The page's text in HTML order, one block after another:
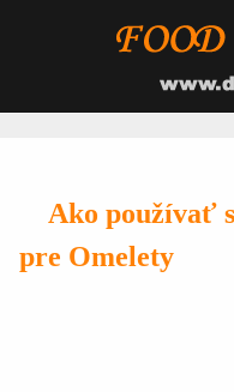
Ako používať
pre Omelety